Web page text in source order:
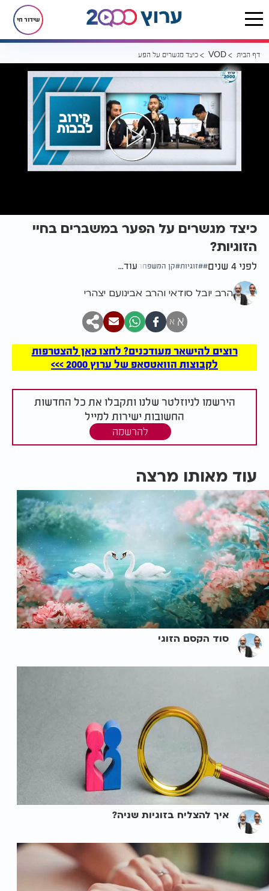
שידור חי
דף הבית VOD כיצד מגשרים על הפער במשברים בחיי הזוגיות?
כיצד מגשרים על הפער במשברים בחיי
הזוגיות?
לפני 4 שנים זוגיות קן המשפחה עוד...
הרב יובל סודאי והרב אבינועם יצהרי
א א
רוצים להישאר מעודכנים? לחצו כאן להצטרפות
לקבוצות הוואטסאפ של ערוץ 2000 >>>
הירשמו לניוזלטר שלנו ותקבלו את כל החדשות
החשובות ישירות למייל
להרשמה
עוד מאותו מרצה
סוד הקסם הזוגי
איך להצליח בזוגיות שניה?